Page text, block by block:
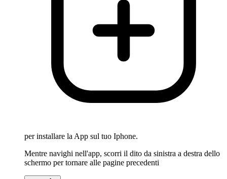
per installare la App sul tuo Iphone.
Mentre navighi nell'app, scorri il dito da sinistra a destra dello
schermo per tornare alle pagine precedenti